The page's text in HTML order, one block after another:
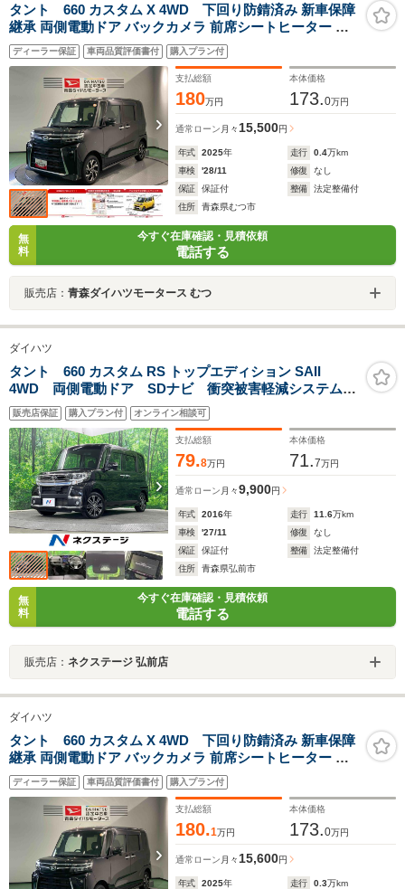
タント 660 カスタム X 4WD 下回り防錆済み 新車保障
継承 両側電動ドア バックカメラ 前席シートヒーター 衝
突被害軽減ブレーキ 障害物センサー
ディーラー保証 車両品質評価書付 購入プラン付
支払総額
180万円
本体価格
173.0万円
通常ローン 月々 15,500円
年式 2025年 走行 0.4万km
車検
'28/11 修復
なし
保証
保証付 整備
法定整備付
住所
青森県むつ市
無
料
今すぐ在庫確認・見積依頼
電話する
販売店： 青森ダイハツモータース むつ
ダイハツ
タント 660 カスタム RS トップエディション SAII
4WD 両側電動ドア SDナビ 衝突被害軽減システム
禁煙車 ハーフレザーシート スマートキー LEDヘッ
ド 純正15インチアルミ オートライト オートエアコ
ン CD DVD再生
販売店保証 購入プラン付 オンライン相談可
支払総額
79.8万円
本体価格
71.7万円
通常ローン 月々9,900円
年式 2016年 走行 11.6万km
車検
'27/11 修復
なし
保証
保証付 整備
法定整備付
住所
青森県弘前市
無
料
今すぐ在庫確認・見積依頼
電話する
販売店： ネクステージ 弘前店
ダイハツ
タント 660 カスタム X 4WD 下回り防錆済み 新車保障
継承 両側電動ドア バックカメラ 前席シートヒーター ア
ダプティブヘッドライト 衝突被害軽減ブレーキ
ディーラー保証 車両品質評価書付 購入プラン付
支払総額
180.1万円
本体価格
173.0万円
通常ローン 月々 15,600円
年式 2025年 走行 0.3万km